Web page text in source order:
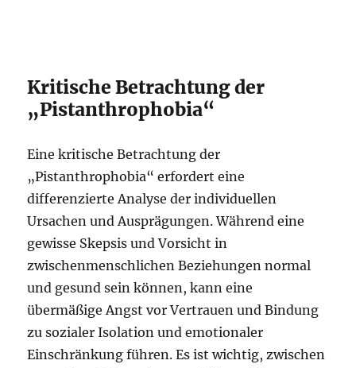
Kritische Betrachtung der
„Pistanthrophobia“
Eine kritische Betrachtung der
„Pistanthrophobia“ erfordert eine
differenzierte Analyse der individuellen
Ursachen und Ausprägungen. Während eine
gewisse Skepsis und Vorsicht in
zwischenmenschlichen Beziehungen normal
und gesund sein können, kann eine
übermäßige Angst vor Vertrauen und Bindung
zu sozialer Isolation und emotionaler
Einschränkung führen. Es ist wichtig, zwischen